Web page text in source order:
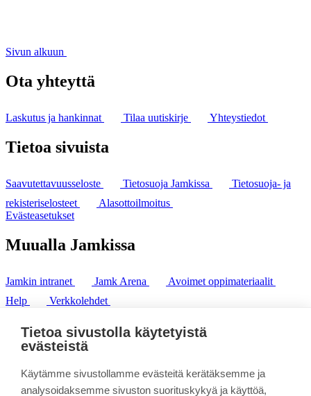
Sivun alkuun
Ota yhteyttä
Laskutus ja hankinnat Tilaa uutiskirje Yhteystiedot
Tietoa sivuista
Saavutettavuusseloste Tietosuoja Jamkissa
Tietosuoja- ja
rekisteriselosteet
Alasottoilmoitus
Evästeasetukset
Muualla Jamkissa
Jamkin intranet Jamk Arena
Avoimet oppimateriaalit
Help
Verkkolehdet
puh. +358 20 743 8100
fax. +358 14 449 9694
Tietoa sivustolla käytetyistä
evästeistä
Käytämme sivustollamme evästeitä kerätäksemme ja
analysoidaksemme sivuston suorituskykyä ja käyttöä,